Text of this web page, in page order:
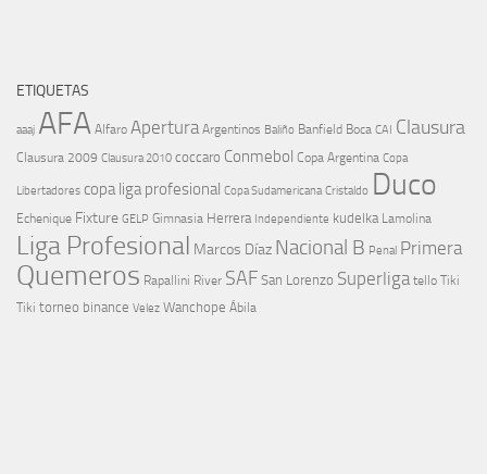
ETIQUETAS
aaaj AFA Alfaro Apertura Argentinos Baliño Banfield Boca CAI Clausura
Clausura 2009 Clausura 2010 coccaro Conmebol Copa Argentina Copa
Libertadores copa liga profesional Copa Sudamericana Cristaldo Duco
Echenique Fixture GELP Gimnasia Herrera Independiente kudelka Lamolina
Liga Profesional Marcos Díaz Nacional B Penal Primera
Quemeros Rapallini River SAF San Lorenzo Superliga tello Tiki
Tiki torneo binance Velez Wanchope Ábila